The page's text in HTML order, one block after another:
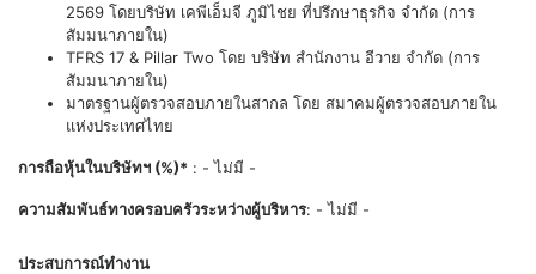
2569 โดยบริษัท เคพีเอ็มจี ภูมิไชย ที่ปรึกษาธุรกิจ จำกัด (การ
สัมมนาภายใน)
TFRS 17 & Pillar Two โดย บริษัท สำนักงาน อีวาย จำกัด (การ
สัมมนาภายใน)
มาตรฐานผู้ตรวจสอบภายในสากล โดย สมาคมผู้ตรวจสอบภายใน
แห่งประเทศไทย
การถือหุ้นในบริษัทฯ (%)* : - ไม่มี -
ความสัมพันธ์ทางครอบครัวระหว่างผู้บริหาร: - ไม่มี -
ประสบการณ์ทำงาน